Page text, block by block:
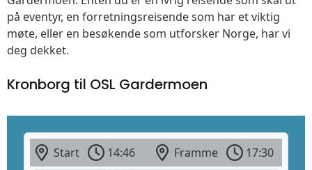
på eventyr, en forretningsreisende som har et viktig
møte, eller en besøkende som utforsker Norge, har vi
deg dekket.
Kronborg til OSL Gardermoen
Start 14:46 Framme
17:30